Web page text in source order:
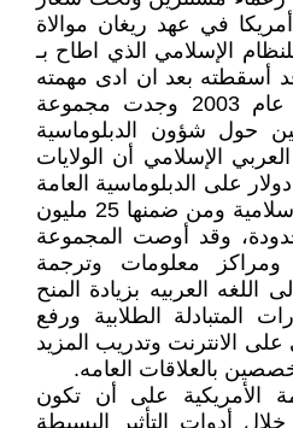
في عهد ريغان موالاة
الإسلامي الذي اطاح بـ
أسقطته بعد ان ادى مهمته
لصالحها،، في أمريكا في عام 2003 وجدت مجموعة
حول شؤون الدبلوماسية
الإسلامي أن الولايات
150 مليون دولار على الدبلوماسية العامة
في البلدان ذات الاكثرية الاسلامية ومن ضمنها 25 مليون
وقد أوصت المجموعة
ومراكز معلومات وترجمة
اللغه العربيه بزيادة المنح
المتبادلة الطلابية ورفع
الانترنت وتدريب المزيد
بالعلاقات العامه.
الأمريكية على أن تكون
أدوات التأثير البسيطة